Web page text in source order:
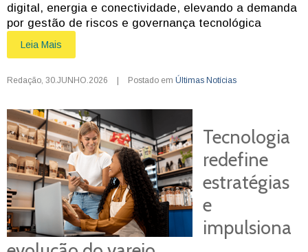
digital, energia e conectividade, elevando a demanda
por gestão de riscos e governança tecnológica
Leia Mais
Redação 30.JUNHO.2026 | Postado em Últimas Notícias
Tecnologia
redefine
estratégias
e
impulsiona